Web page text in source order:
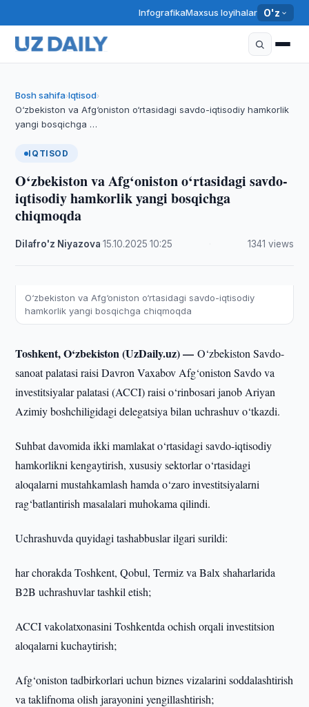
InfografikaMaxsus loyihalar O'z
Bosh sahifa›Iqtisod›
O‘zbekiston va Afg‘oniston o‘rtasidagi savdo-iqtisodiy hamkorlik
yangi bosqichga …
IQTISOD
O‘zbekiston va Afg‘oniston o‘rtasidagi savdo-
iqtisodiy hamkorlik yangi bosqichga
chiqmoqda
Dilafro'z Niyazova ·15.10.2025 ·10:25 1341 views
O‘zbekiston va Afg‘oniston o‘rtasidagi savdo-iqtisodiy
hamkorlik yangi bosqichga chiqmoqda
Toshkent, O‘zbekiston (UzDaily.uz) —O‘zbekiston Savdo-
sanoat palatasi raisi Davron Vaxabov Afg‘oniston Savdo va
investitsiyalar palatasi (ACCI) raisi o‘rinbosari janob Ariyan
Azimiy boshchiligidagi delegatsiya bilan uchrashuv o‘tkazdi.
Suhbat davomida ikki mamlakat o‘rtasidagi savdo-iqtisodiy
hamkorlikni kengaytirish, xususiy sektorlar o‘rtasidagi
aloqalarni mustahkamlash hamda o‘zaro investitsiyalarni
rag‘batlantirish masalalari muhokama qilindi.
Uchrashuvda quyidagi tashabbuslar ilgari surildi:
har chorakda Toshkent, Qobul, Termiz va Balx shaharlarida
B2B uchrashuvlar tashkil etish;
ACCI vakolatxonasini Toshkentda ochish orqali investitsion
aloqalarni kuchaytirish;
Afg‘oniston tadbirkorlari uchun biznes vizalarini soddalashtirish
va taklifnoma olish jarayonini yengillashtirish;